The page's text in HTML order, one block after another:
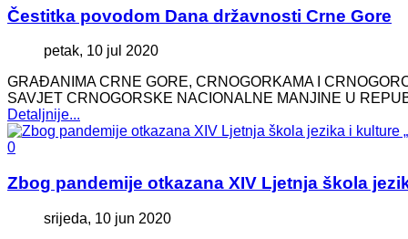
Čestitka povodom Dana državnosti Crne Gore
petak, 10 jul 2020
GRAĐANIMA CRNE GORE, CRNOGORKAMA I
SAVJET CRNOGORSKE NACIONALNE MANJINE U
Detaljnije...
0
Zbog pandemije otkazana XIV Ljetnja škola
srijeda, 10 jun 2020